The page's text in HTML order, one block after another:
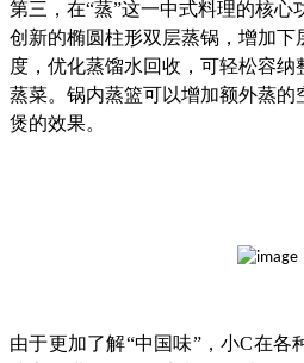
第三，在“蒸”这一中式料理的核心
创新的椭圆柱形双层蒸锅，增加下
度，优化蒸馏水回收，可轻松容
蒸菜。锅内蒸篮可以增加额外蒸的
煲的效果。
由于更加了解“中国味”，小C在各